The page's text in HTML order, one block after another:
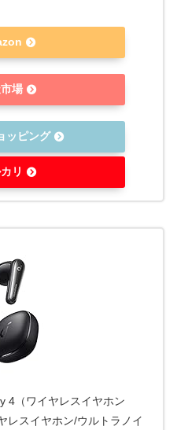
場
ッピング
リ
4（ワイヤレスイヤホン
レスイヤホン/ウルトラノイ